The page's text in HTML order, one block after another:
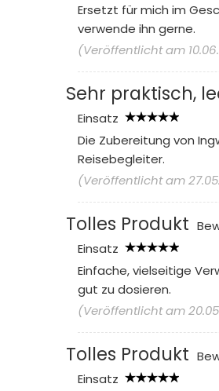
Ersetzt für mich im
verwende ihn gerne.
(Veröffentlicht am
Sehr praktisch,
Einsatz
Die Zubereitung von
Reisebegleiter.
(Veröffentlicht am
Tolles Produkt
Einsatz
Einfache, vielseitige
gut zu dosieren.
(Veröffentlicht am
Tolles Produkt
Einsatz